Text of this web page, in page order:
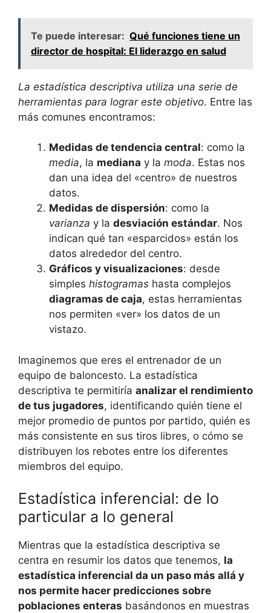
Te puede interesar: Qué funciones tiene un
director de hospital: El liderazgo en salud
La estadística descriptiva utiliza una serie de
herramientas para lograr este objetivo. Entre las
más comunes encontramos:
Medidas de tendencia central: como la
media, la mediana y la moda. Estas nos
dan una idea del «centro» de nuestros
datos.
Medidas de dispersión: como la
varianza y la desviación estándar. Nos
indican qué tan «esparcidos» están los
datos alrededor del centro.
Gráficos y visualizaciones: desde
simples histogramas hasta complejos
diagramas de caja, estas herramientas
nos permiten «ver» los datos de un
vistazo.
Imaginemos que eres el entrenador de un
equipo de baloncesto. La estadística
descriptiva te permitiría analizar el rendimiento
de tus jugadores, identificando quién tiene el
mejor promedio de puntos por partido, quién es
más consistente en sus tiros libres, o cómo se
distribuyen los rebotes entre los diferentes
miembros del equipo.
Estadística inferencial: de lo
particular a lo general
Mientras que la estadística descriptiva se
centra en resumir los datos que tenemos, la
estadística inferencial da un paso más allá y
nos permite hacer predicciones sobre
poblaciones enteras basándonos en muestras